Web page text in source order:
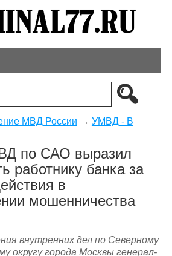
МВД России → УМВД - В
по САО выразил
работнику банка за
в
мошенничества
внутренних дел по Северному
округу города Москвы генерал-